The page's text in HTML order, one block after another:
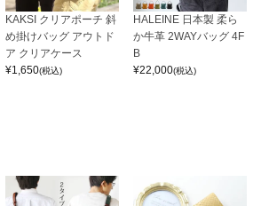
KAKSI クリアポーチ 斜
め掛けバッグ アウトド
ア クリアケース
¥1,650(税込)
HALEINE 日本製 柔ら
か牛革 2WAYバッグ 4F
B
¥22,000(税込)